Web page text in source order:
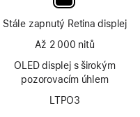
Stále zapnutý Retina displej
Až 2 000 nitů
OLED displej s širokým
pozorovacím úhlem
LTPO3